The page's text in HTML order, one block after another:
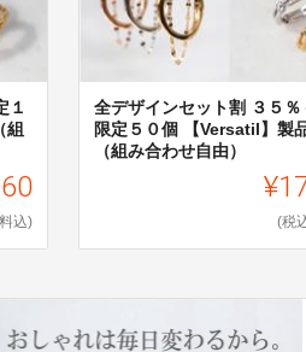
１
組
込)
全デザインセット割 ３５％
限定５０個 【Versatil】製
（組み合わせ自由）
(税